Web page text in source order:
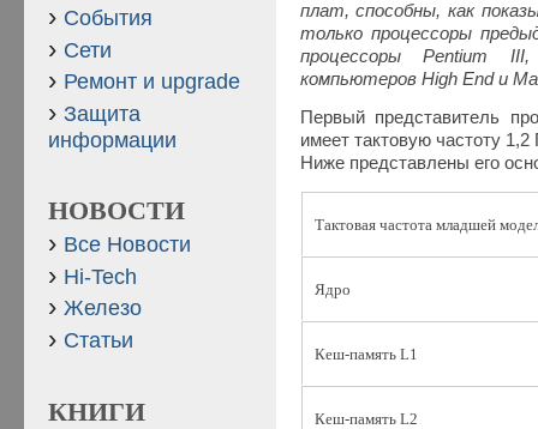
плат, способны, как
только процессоры
процессоры Pentium
компьютеров High End и
Первый представитель
имеет тактовую частоту 1,2
Ниже представлены его
Тактовая частота младшей
Ядро
Кеш-память L1
Кеш-память L2
События
Сети
Ремонт и upgrade
Защита
информации
НОВОСТИ
Все Новости
Hi-Tech
Железо
Статьи
КНИГИ